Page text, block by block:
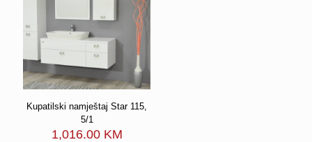
Kupatilski namještaj Star 115,
5/1
1,016.00 KM